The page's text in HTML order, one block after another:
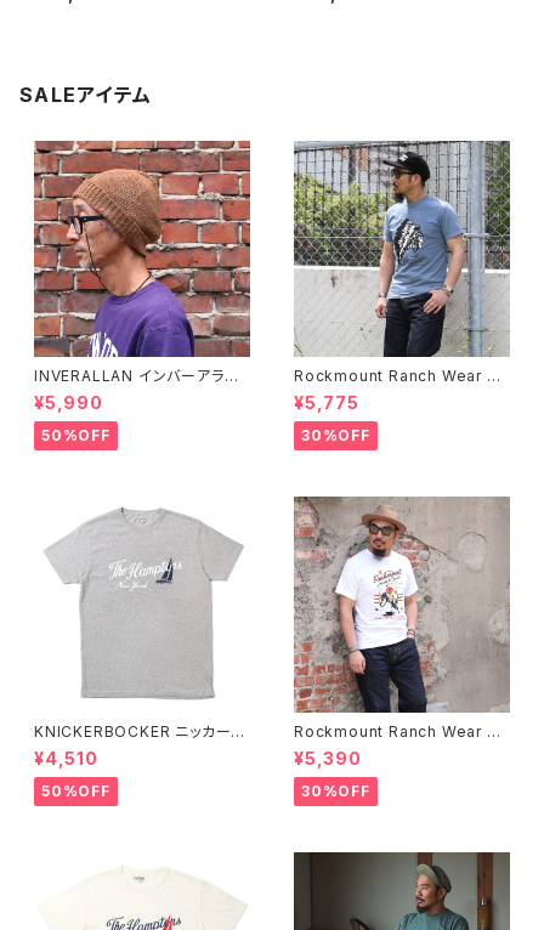
SALEアイテム
INVERALLAN インバーアラン 1
00%ピュアウール ニットキャッ
プ 全8色
¥5,990
50%OFF
Rockmount Ranch Wear ロ
ックマウント ランチウェア Chie
f Western T-Shirt 半袖Tシャ
ツ 全2色
¥5,775
30%OFF
KNICKERBOCKER ニッカーボ
ッカー HEATHER GREY ハン
プトン Tシャツ
¥4,510
50%OFF
Rockmount Ranch Wear ロ
ックマウント ランチウェア Rock
mount Bronc Western T-Sh
irt 半袖Tシャツ 全3色
¥5,390
30%OFF